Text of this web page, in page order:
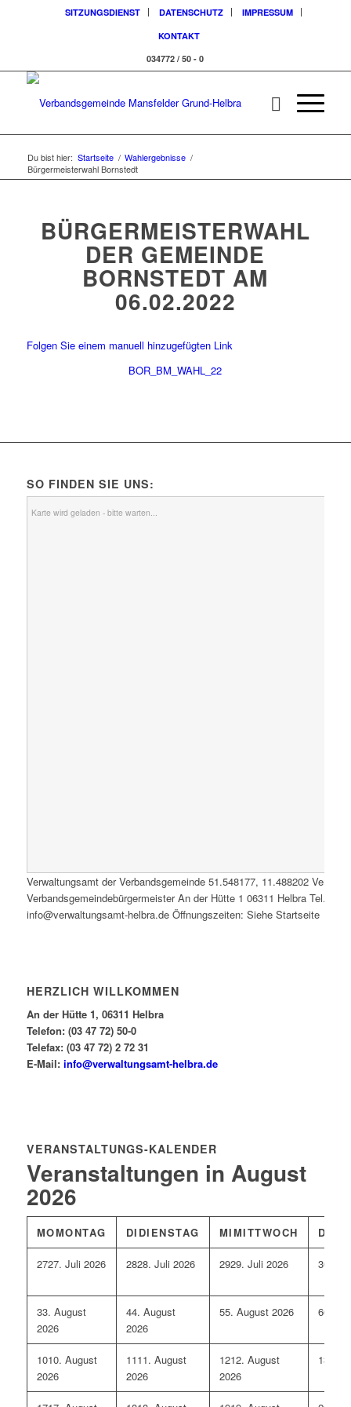
SITZUNGSDIENST DATENSCHUTZ
IMPRESSUM
KONTAKT
034772 / 50 - 0
Du bist hier: Startseite / Wahlergebnisse /
Bürgermeisterwahl Bornstedt
BÜRGERMEISTERWAHL
DER GEMEINDE
BORNSTEDT AM
06.02.2022
Folgen Sie einem manuell hinzugefügten Link
BOR_BM_WAHL_22
SO FINDEN SIE UNS:
Karte wird geladen - bitte warten...
Verwaltungsamt der Verbandsgemeinde 51.548177, 11.488202
Verbandsgemeindebürgermeister An der Hütte 1 06311 Helbra Tel.:
info@verwaltungsamt-helbra.de Öffnungszeiten: Siehe Startseite
HERZLICH WILLKOMMEN
An der Hütte 1, 06311 Helbra
Telefon: (03 47 72) 50-0
Telefax: (03 47 72) 2 72 31
E-Mail: info@verwaltungsamt-helbra.de
VERANSTALTUNGS-KALENDER
Veranstaltungen in August
2026
MOMONTAG DI DIENSTAG MIMITTWOCH DO
2727. Juli 2026 2828. Juli 2026 2929. Juli 2026 30
33. August
2026
44. August
2026
55. August 2026 66.
1010. August
2026
1111. August
2026
1212. August
2026
13